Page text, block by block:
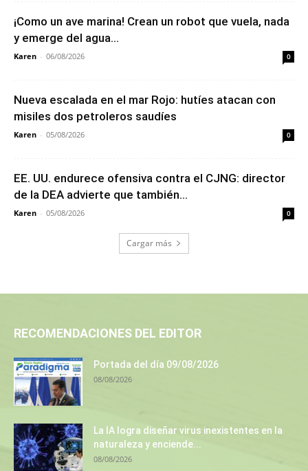
¡Como un ave marina! Crean un robot que vuela, nada
y emerge del agua...
Karen - 06/08/2026 0
Nueva escalada en el mar Rojo: hutíes atacan con
misiles dos petroleros saudíes
Karen - 05/08/2026 0
EE. UU. endurece ofensiva contra el CJNG: director
de la DEA advierte que también...
Karen - 05/08/2026 0
Cargar más
RECOMENDACIONES DEL EDITOR
Portada del día 09/08/2026
08/08/2026
La IA logra diseñar virus inexistentes en la
naturaleza y enciende...
08/08/2026